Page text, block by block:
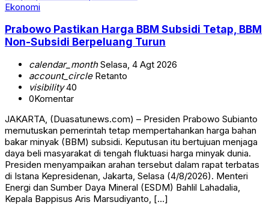
Ekonomi
Prabowo Pastikan Harga BBM Subsidi Tetap, BBM
Non-Subsidi Berpeluang Turun
calendar_monthSelasa, 4 Agt 2026
account_circleRetanto
visibility40
0Komentar
JAKARTA, (Duasatunews.com) – Presiden Prabowo Subianto
memutuskan pemerintah tetap mempertahankan harga bahan
bakar minyak (BBM) subsidi. Keputusan itu bertujuan menjaga
daya beli masyarakat di tengah fluktuasi harga minyak dunia.
Presiden menyampaikan arahan tersebut dalam rapat terbatas
di Istana Kepresidenan, Jakarta, Selasa (4/8/2026). Menteri
Energi dan Sumber Daya Mineral (ESDM) Bahlil Lahadalia,
Kepala Bappisus Aris Marsudiyanto, […]